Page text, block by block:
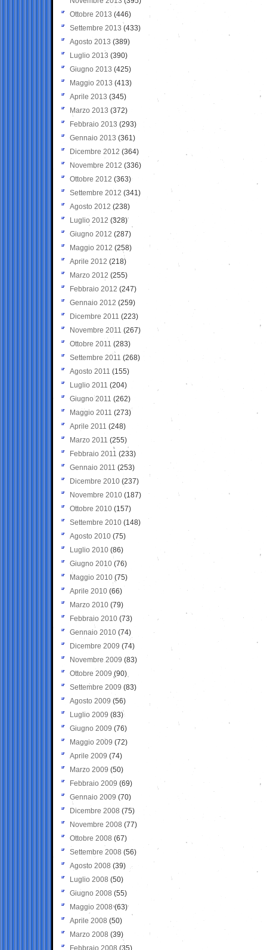
Ottobre 2013 (446)
Settembre 2013 (433)
Agosto 2013 (389)
Luglio 2013 (390)
Giugno 2013 (425)
Maggio 2013 (413)
Aprile 2013 (345)
Marzo 2013 (372)
Febbraio 2013 (293)
Gennaio 2013 (361)
Dicembre 2012 (364)
Novembre 2012 (336)
Ottobre 2012 (363)
Settembre 2012 (341)
Agosto 2012 (238)
Luglio 2012 (328)
Giugno 2012 (287)
Maggio 2012 (258)
Aprile 2012 (218)
Marzo 2012 (255)
Febbraio 2012 (247)
Gennaio 2012 (259)
Dicembre 2011 (223)
Novembre 2011 (267)
Ottobre 2011 (283)
Settembre 2011 (268)
Agosto 2011 (155)
Luglio 2011 (204)
Giugno 2011 (262)
Maggio 2011 (273)
Aprile 2011 (248)
Marzo 2011 (255)
Febbraio 2011 (233)
Gennaio 2011 (253)
Dicembre 2010 (237)
Novembre 2010 (187)
Ottobre 2010 (157)
Settembre 2010 (148)
Agosto 2010 (75)
Luglio 2010 (86)
Giugno 2010 (76)
Maggio 2010 (75)
Aprile 2010 (66)
Marzo 2010 (79)
Febbraio 2010 (73)
Gennaio 2010 (74)
Dicembre 2009 (74)
Novembre 2009 (83)
Ottobre 2009 (90)
Settembre 2009 (83)
Agosto 2009 (56)
Luglio 2009 (83)
Giugno 2009 (76)
Maggio 2009 (72)
Aprile 2009 (74)
Marzo 2009 (50)
Febbraio 2009 (69)
Gennaio 2009 (70)
Dicembre 2008 (75)
Novembre 2008 (77)
Ottobre 2008 (67)
Settembre 2008 (56)
Agosto 2008 (39)
Luglio 2008 (50)
Giugno 2008 (55)
Maggio 2008(63)
Aprile 2008 (50)
Marzo 2008 (39)
Febbraio 2008 (35)